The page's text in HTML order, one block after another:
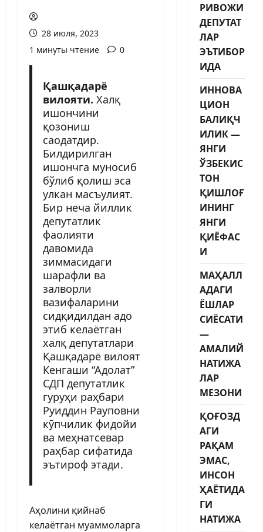
28 июля, 2023
1 минуты чтение
0
Қашқадарё
вилояти. Халқ
ишончини
қозониш
саодатдир.
Билдирилган
ишончга муносиб
бўлиб қолиш эса
улкан масъулият.
Бир неча йиллик
депутатлик
фаолияти
давомида
зиммасидаги
шарафли ва
залворли
вазифаларини
сидқидилдан адо
этиб келаётган
халқ депутатлари
Қашқадарё вилоят
Кенгаши “Адолат”
СДП депутатлик
гуруҳи раҳбари
Руиддин Рауповни
кўпчилик фидойи
ва меҳнатсевар
раҳбар сифатида
эъти­роф этади.
Аҳолини қийнаб
келаётган муаммоларга
РИВОЖИ
ДЕПУТАТ
ЛАР
ЭЪТИБОР
ИДА
ИННОВА
ЦИОН
БАЛИҚЧ
ИЛИК —
ЯНГИ
ЎЗБЕКИС
ТОН
ҚИШЛОҒ
ИНИНГ
ЯНГИ
ҚИЁФАС
И
МАҲАЛЛ
АДАГИ
ЁШЛАР
СИЁСАТИ
—
АМАЛИЙ
НАТИЖА
ЛАР
МЕЗОНИ
ҚОҒОЗД
АГИ
РАҚАМ
ЭМАС,
ИНСОН
ҲАЁТИДА
ГИ
НАТИЖА